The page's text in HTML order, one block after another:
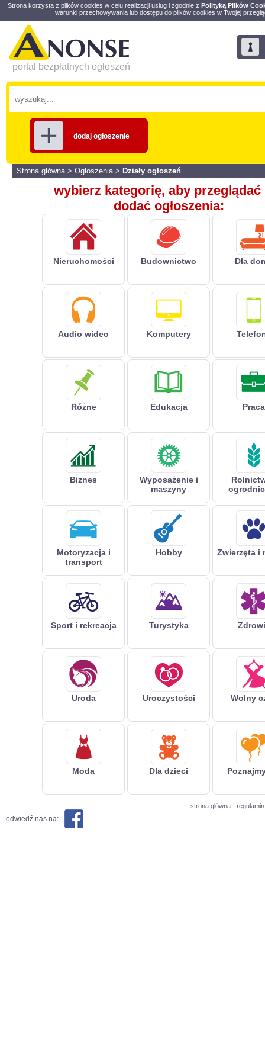
Strona korzysta z plików cookies w celu realizacji usług i zgodnie z Polityką Plików
warunki przechowywania lub dostępu do plików cookies w Twojej
portal bezpłatnych ogłoszeń
dodaj ogłoszenie
Strona główna> Ogłoszenia > Działy ogłoszeń
wybierz kategorię, aby przeglądać
dodać ogłoszenia:
Nieruchomości Budownictwo Dla
Audio wideo Komputery
Różne Edukacja Praca
Biznes
Wyposażenie i
maszyny
Motoryzacja i
transport
Hobby Zwierzęta i
Sport i rekreacja Turystyka
Uroda Uroczystości Wolny
Moda Dla dzieci
strona główna regulamin
odwiedź nas na: